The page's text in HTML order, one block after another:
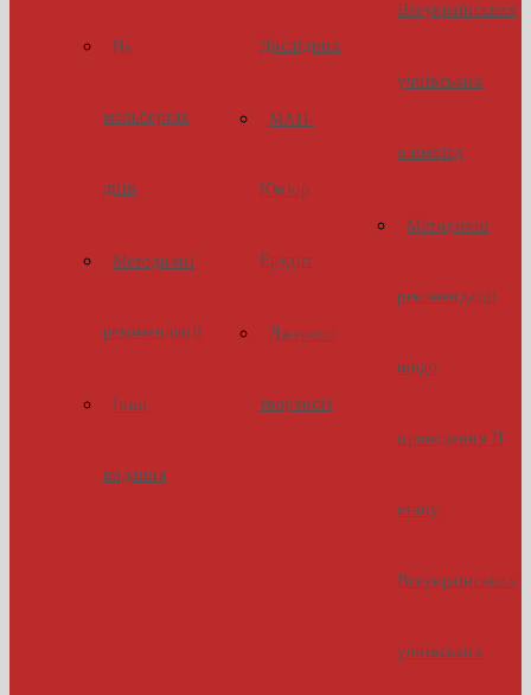
На
мольбертах
днів
Методичні
рекомендації
Інші
видання
Дослідник
МАН-
Юніор
Ерудит
Джерело
творчості
Всеукраїнських
учнівських
олімпіад
Методичні
рекомендації
щодо
проведення ІІ
етапу
Всеукраїнських
учнівських